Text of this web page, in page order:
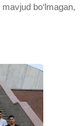
bo‘lmagan,